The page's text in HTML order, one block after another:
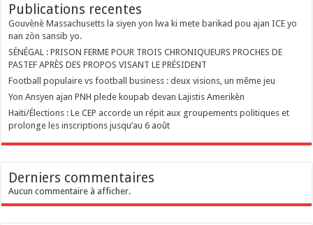
Publications recentes
Gouvènè Massachusetts la siyen yon lwa ki mete barikad pou ajan ICE yo
nan zòn sansib yo.
SÉNÉGAL : PRISON FERME POUR TROIS CHRONIQUEURS PROCHES DE
PASTEF APRÈS DES PROPOS VISANT LE PRÉSIDENT
Football populaire vs football business : deux visions, un même jeu
Yon Ansyen ajan PNH plede koupab devan Lajistis Amerikèn
Haïti/Élections : Le CEP accorde un répit aux groupements politiques et
prolonge les inscriptions jusqu’au 6 août
Derniers commentaires
Aucun commentaire à afficher.